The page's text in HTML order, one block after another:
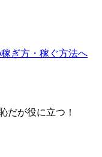
だが役に立つ！